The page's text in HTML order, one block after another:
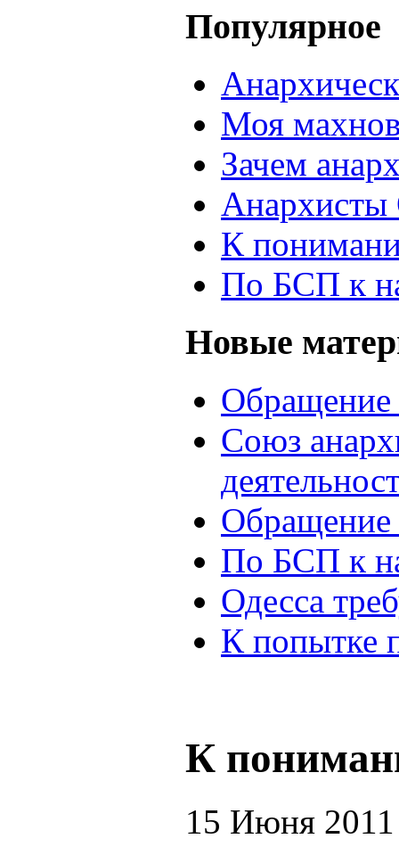
Популярное
Моя
Зачем
Анархисты
К
По БСП к
Новые
Союз
Обращение
По БСП к
Одесса
К попытке
К
15 Июня 2011